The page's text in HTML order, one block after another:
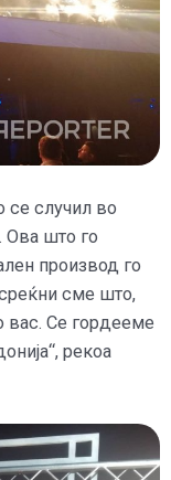
се случил во
Ова што го
производ го
сме што,
вас. Се гордееме
рекоа